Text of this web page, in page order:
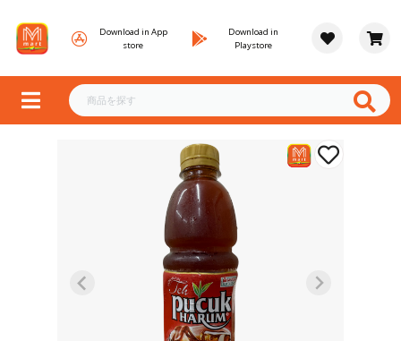
Download in App
store
Download in
Playstore